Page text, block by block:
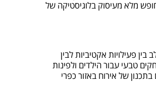
מלא מעיסוק בלוגיסטיקה של
פעילויות אקטיביות לבין
טבעי עבור הילדים ולפינות
של אירוח באזור כפרי